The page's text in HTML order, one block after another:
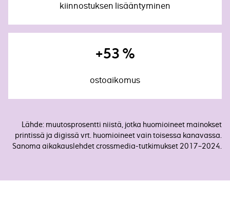
kiinnostuksen lisääntyminen
+53 %
ostoaikomus
Lähde: muutosprosentti niistä, jotka huomioineet mainokset
printissä ja digissä vrt. huomioineet vain toisessa kanavassa.
Sanoma aikakauslehdet crossmedia-tutkimukset 2017–2024.